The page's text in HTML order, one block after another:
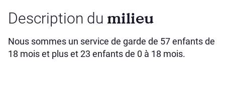
Description du milieu
Nous sommes un service de garde de 57 enfants de
18 mois et plus et 23 enfants de 0 à 18 mois.